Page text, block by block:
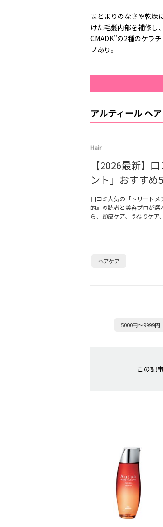
まとまりのなさや乾燥
けた毛髪内部を補修し
CMADK”の2種のケラ
プあり。
アルティール ヘ
Hair
【2026最新】
ント」おすすめ
口コミ人気の「トリート
的』の読者と美容プロが
ら、頭皮ケア、うねりケ
ヘアケア
5000円～9999円
この記